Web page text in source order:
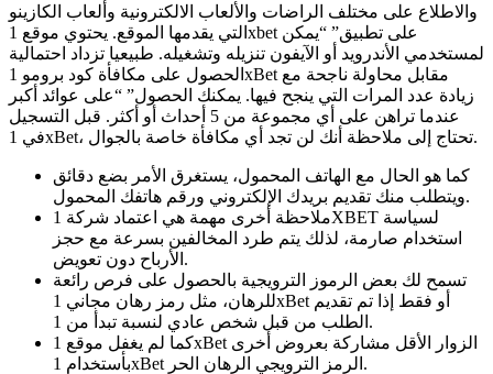
والاطلاع على مختلف الراضات والألعاب الالكترونية وألعاب الكازينو
التي يقدمها الموقع. يحتوي موقع 1xbet على تطبيق” “يمكن
لمستخدمي الأندرويد أو الآيفون تنزيله وتشغيله. طبيعيا تزداد احتمالية
الحصول على مكافأة كود برومو 1xBet مقابل محاولة ناجحة مع
زيادة عدد المرات التي ينجح فيها. يمكنك الحصول” “على عوائد أكبر
عندما تراهن على أي مجموعة من 5 أحداث أو أكثر. قبل التسجيل
في 1xBet، تحتاج إلى ملاحظة أنك لن تجد أي مكافأة خاصة بالجوال.
كما هو الحال مع الهاتف المحمول، يستغرق الأمر بضع دقائق
ويتطلب منك تقديم بريدك الإلكتروني ورقم هاتفك المحمول.
ملاحظة أخرى مهمة هي اعتماد شركة 1XBET لسياسة
استخدام صارمة، لذلك يتم طرد المخالفين بسرعة مع حجز
الأرباح دون تعويض.
تسمح لك بعض الرموز الترويجية بالحصول على فرص رائعة
للرهان، مثل رمز رهان مجاني 1xBet أو فقط إذا تم تقديم
الطلب من قبل شخص عادي لنسبة تبدأ من 1.
كما لم يغفل موقع 1xBet الزوار الأقل مشاركة بعروض أخرى
بأستخدام 1xBet الرمز الترويجي الرهان الحر.